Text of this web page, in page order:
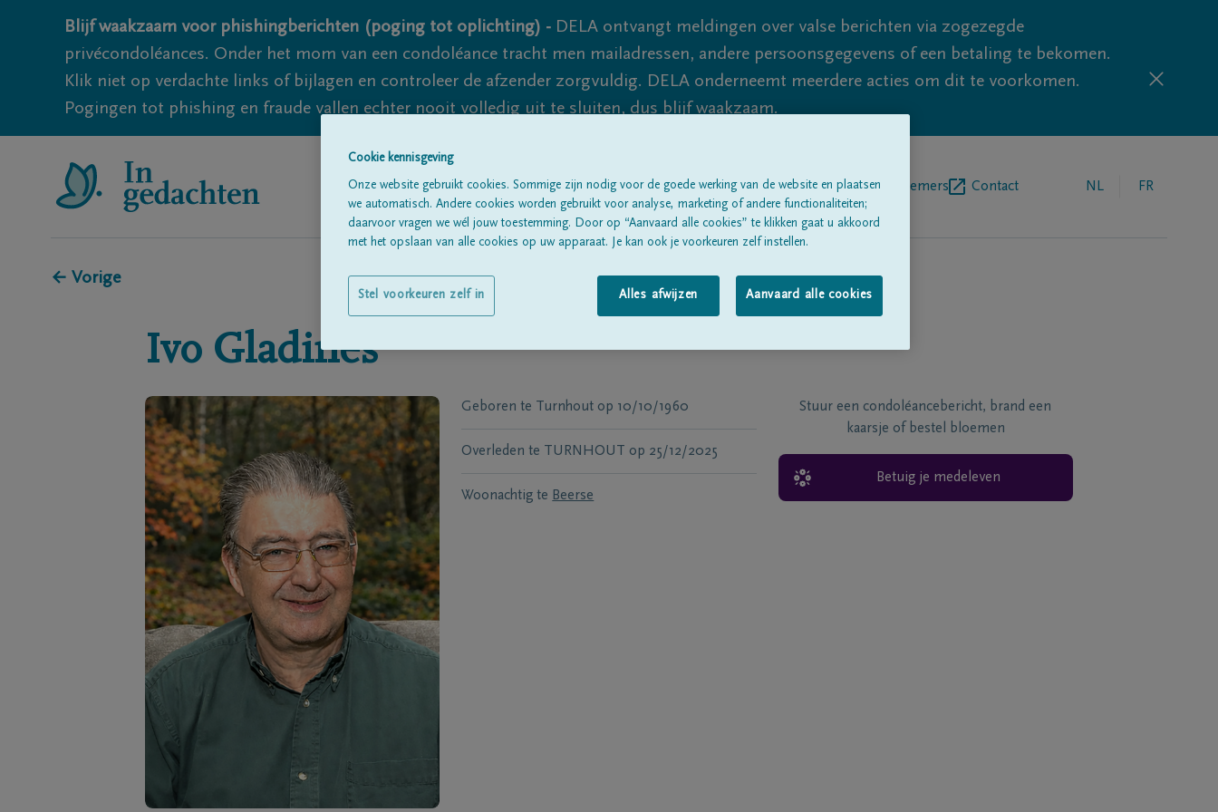
Blijf waakzaam voor phishingberichten (poging tot oplichting) - DELA ontvangt meldingen over valse berichten via zogezegde
privécondoléances. Onder het mom van een condoléance tracht men mailadressen, andere persoonsgegevens of een betaling te bekomen.
Klik niet op verdachte links of bijlagen en controleer de afzender zorgvuldig. DELA onderneemt meerdere acties om dit te voorkomen.
Pogingen tot phishing en fraude vallen echter nooit volledig uit te sluiten, dus blijf waakzaam.
Alle rouwberichtenOver onsBegrafenisondernemers Contact NL FR
← Vorige
Ivo Gladines
Geboren te Turnhout op 10/10/1960
Overleden te TURNHOUT op 25/12/2025
Woonachtig te Beerse
Stuur een condoléancebericht, brand een
kaarsje of bestel bloemen
Betuig je medeleven
Cookie kennisgeving
Onze website gebruikt cookies. Sommige zijn nodig voor de goede werking van de website en plaatsen
we automatisch. Andere cookies worden gebruikt voor analyse, marketing of andere functionaliteiten;
daarvoor vragen we wél jouw toestemming. Door op “Aanvaard alle cookies” te klikken gaat u akkoord
met het opslaan van alle cookies op uw apparaat. Je kan ook je voorkeuren zelf instellen.
Alles afwijzen Aanvaard alle cookies
Stel voorkeuren zelf in